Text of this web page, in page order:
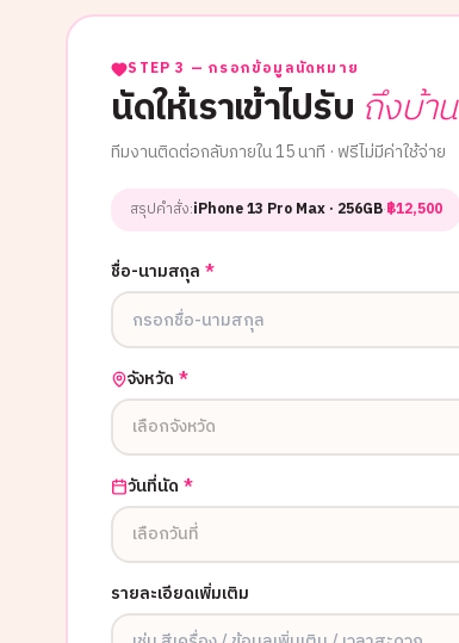
STEP 3 — กรอกข้อมูลนัดหมาย
นัดให้เราเข้าไปรับ ถึงบ้าน
ทีมงานติดต่อกลับภายใน 15 นาที · ฟรีไม่มีค่าใช้จ่าย
สรุปคำสั่ง:iPhone 13 Pro Max · 256GB·฿12,500
ชื่อ-นามสกุล *
จังหวัด *
เลือกจังหวัด
วันที่นัด *
เลือกวันที่
รายละเอียดเพิ่มเติม